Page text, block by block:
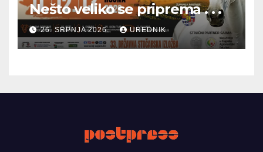
Nešto veliko se priprema . . .
26. SRPNJA 2026. UREDNIK